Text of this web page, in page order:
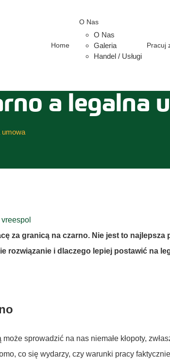
Home
O Nas
O Nas
Galeria
Handel / Usługi
Pracuj
a legalna
umowa
vreespol
za granicą na czarno. Nie jest to
rozwiązanie i dlaczego lepiej postawić na
sprowadzić na nas niemałe kłopoty,
co się wydarzy, czy warunki pracy